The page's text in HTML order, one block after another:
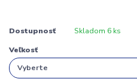
Dostupnosť Skladom 6 ks
Veľkosť